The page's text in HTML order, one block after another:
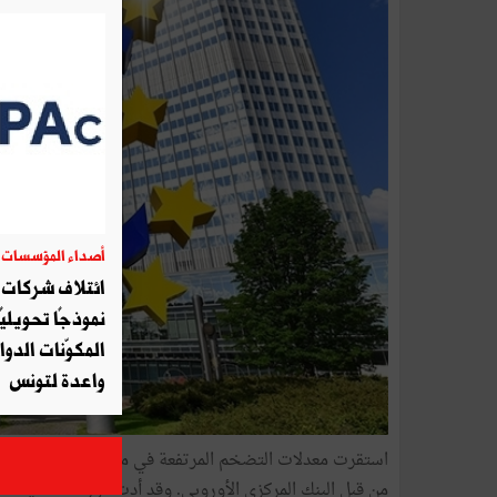
استقرت معدلات التضخم المرتفعة في منطقة اليورو
أصداء المؤسسات
ائتلاف
نموذجًا
المكوّنات
واعدة لتونس